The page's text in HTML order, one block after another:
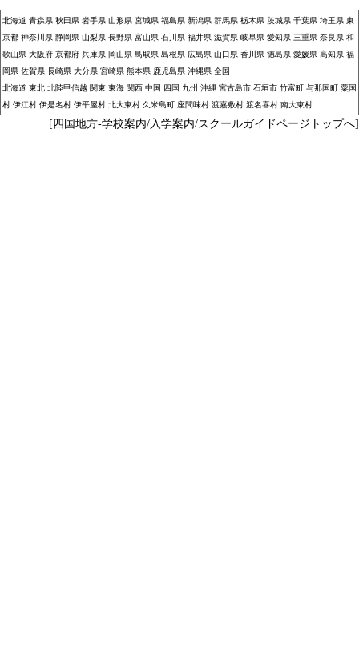
北海道 青森県 秋田県 岩手県 山形県 宮城県 福島県 新潟県 群馬県 栃木県 茨城県 千葉県 埼玉県 東
京都 神奈川県 静岡県 山梨県 長野県 富山県 石川県 福井県 滋賀県 岐阜県 愛知県 三重県 奈良県 和
歌山県 大阪府 京都府 兵庫県 岡山県 鳥取県 島根県 広島県 山口県 香川県 徳島県 愛媛県 高知県 福
岡県 佐賀県 長崎県 大分県 宮崎県 熊本県 鹿児島県 沖縄県 全国
北海道 東北 北陸甲信越 関東 東海 関西 中国 四国 九州 沖縄 宮古島市 石垣市 竹富町 与那国町 粟国
村 伊江村 伊是名村 伊平屋村 北大東村 久米島町 座間味村 渡嘉敷村 渡名喜村 南大東村
[四国地方-学校案内/入学案内/スクールガイドページトップへ]